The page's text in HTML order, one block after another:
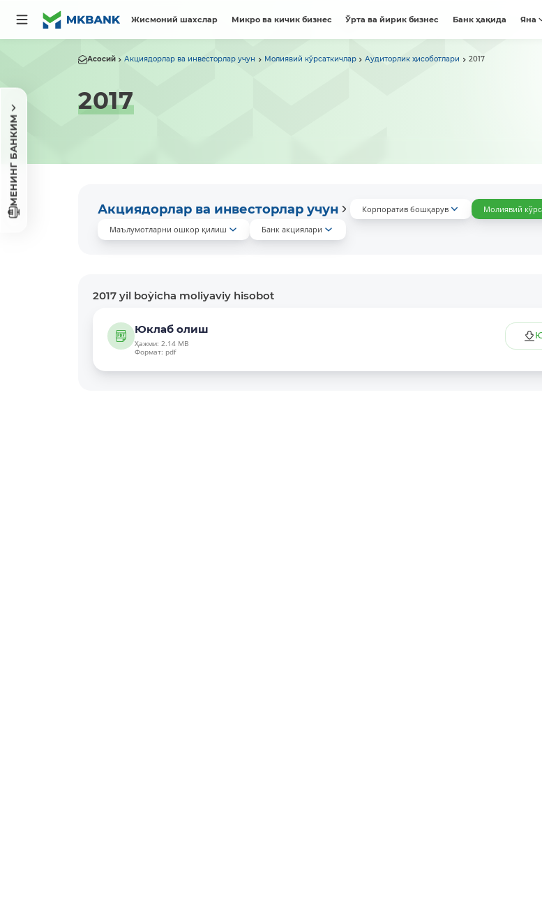
Жисмоний шахслар Микро ва кичик бизнес Ўрта ва йирик бизнес Банк ҳақида Яна
МЕНИНГ БАНКИМ
Асосий Акциядорлар ва инвесторлар учун Молиявий кўрсаткичлар Аудиторлик ҳисоботлари 2017
2017
Акциядорлар ва инвесторлар учун Корпоратив бошқарув Молиявий
Маълумотларни ошкор қилиш
Банк акциялари
2017 yil bo`yicha moliyaviy hisobot
Юклаб олиш
Ҳажми: 2.14 MB
Формат: pdf